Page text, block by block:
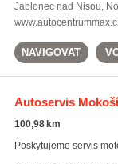
Jablonec nad Nisou,
NAVIGOVAT
Autoservis
100,98 km
Poskytujeme servis